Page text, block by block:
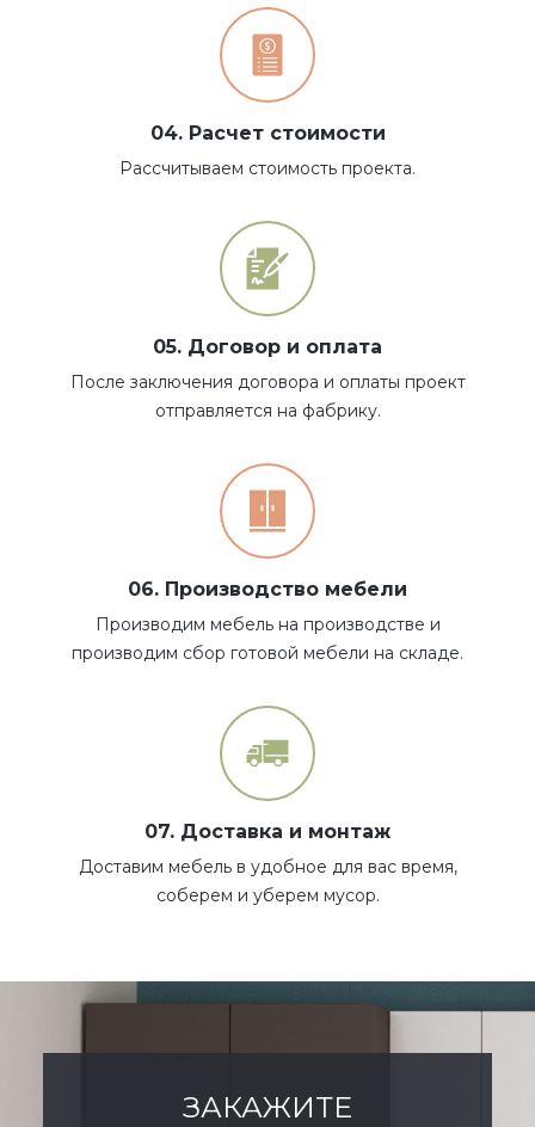
04. Расчет стоимости
Рассчитываем стоимость проекта.
05. Договор и оплата
После заключения договора и оплаты проект
отправляется на фабрику.
06. Производство мебели
Производим мебель на производстве и
производим сбор готовой мебели на складе.
07. Доставка и монтаж
Доставим мебель в удобное для вас время,
соберем и уберем мусор.
ЗАКАЖИТЕ